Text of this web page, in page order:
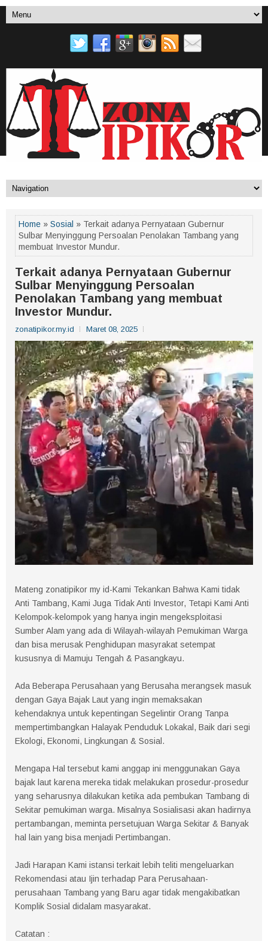
Home » Sosial » Terkait adanya Pernyataan Gubernur
Sulbar Menyinggung Persoalan Penolakan Tambang yang
membuat Investor Mundur.
Terkait adanya Pernyataan Gubernur
Sulbar Menyinggung Persoalan
Penolakan Tambang yang membuat
Investor Mundur.
zonatipikor.my.id Maret 08, 2025
Mateng zonatipikor my id-Kami Tekankan Bahwa Kami tidak
Anti Tambang, Kami Juga Tidak Anti Investor, Tetapi Kami Anti
Kelompok-kelompok yang hanya ingin mengeksploitasi
Sumber Alam yang ada di Wilayah-wilayah Pemukiman Warga
dan bisa merusak Penghidupan masyrakat setempat
kususnya di Mamuju Tengah & Pasangkayu.
Ada Beberapa Perusahaan yang Berusaha merangsek masuk
dengan Gaya Bajak Laut yang ingin memaksakan
kehendaknya untuk kepentingan Segelintir Orang Tanpa
mempertimbangkan Halayak Penduduk Lokakal, Baik dari segi
Ekologi, Ekonomi, Lingkungan & Sosial.
Mengapa Hal tersebut kami anggap ini menggunakan Gaya
bajak laut karena mereka tidak melakukan prosedur-prosedur
yang seharusnya dilakukan ketika ada pembukan Tambang di
Sekitar pemukiman warga. Misalnya Sosialisasi akan hadirnya
pertambangan, meminta persetujuan Warga Sekitar & Banyak
hal lain yang bisa menjadi Pertimbangan.
Jadi Harapan Kami istansi terkait lebih teliti mengeluarkan
Rekomendasi atau Ijin terhadap Para Perusahaan-
perusahaan Tambang yang Baru agar tidak mengakibatkan
Komplik Sosial didalam masyarakat.
Catatan :